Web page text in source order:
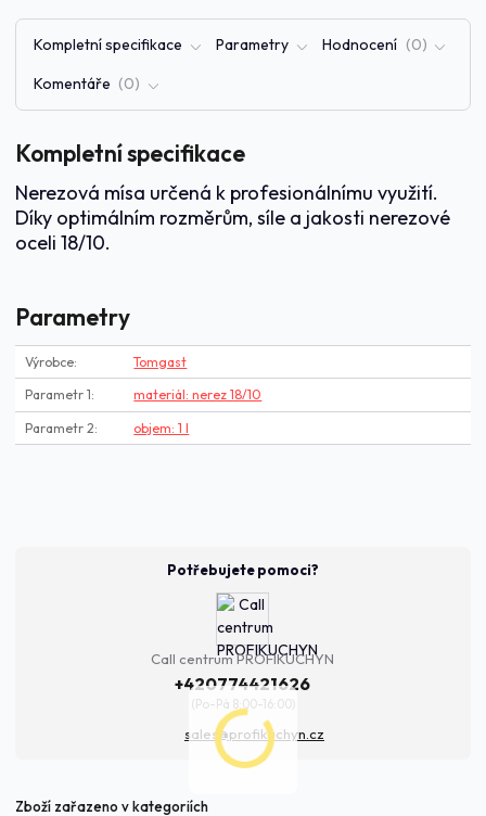
Kompletní specifikace Parametry Hodnocení 0
Komentáře 0
Kompletní specifikace
Nerezová mísa určená k profesionálnímu využití.
Díky optimálním rozměrům, síle a jakosti nerezové
oceli 18/10.
Parametry
Výrobce Tomgast
Parametr 1 materiál: nerez 18/10
Parametr 2 objem: 1 l
Potřebujete pomoci?
Call centrum PROFIKUCHYN
+420774421626
(Po-Pá 8:00-16:00)
sales@profikuchyn.cz
Zboží zařazeno v kategoriích